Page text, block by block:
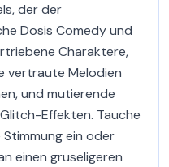
der der
Dosis Comedy und
Charaktere,
vertraute Melodien
und mutierende
Effekten. Tauche
ein oder
einen gruseligeren